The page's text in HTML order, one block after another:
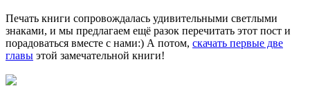
Печать книги сопровождалась удивительными светлыми
знаками, и мы предлагаем ещё разок перечитать этот пост и
порадоваться вместе с нами:) А потом, скачать первые две
главы этой замечательной книги!